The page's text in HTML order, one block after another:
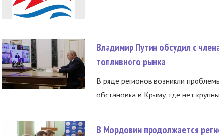
Владимир Путин обсудил с
топливного рынка
В ряде регионов возникли
обстановка в Крыму, где нет
В Мордовии продолжается